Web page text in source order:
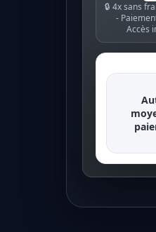
🔒 4x sans
-
Accès